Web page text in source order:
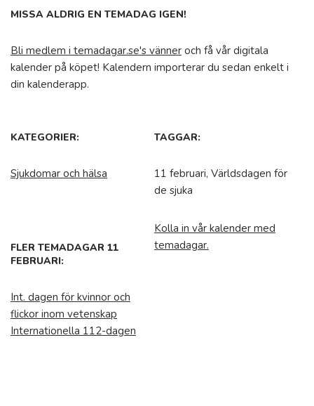
MISSA ALDRIG EN TEMADAG IGEN!
Bli medlem i temadagar.se's vänner och få vår digitala
kalender på köpet! Kalendern importerar du sedan enkelt i
din kalenderapp.
KATEGORIER:
Sjukdomar och hälsa
TAGGAR:
11 februari, Världsdagen för
de sjuka
FLER TEMADAGAR 11
FEBRUARI:
Int. dagen för kvinnor och
flickor inom vetenskap
Internationella 112-dagen
Kolla in vår kalender med
temadagar.